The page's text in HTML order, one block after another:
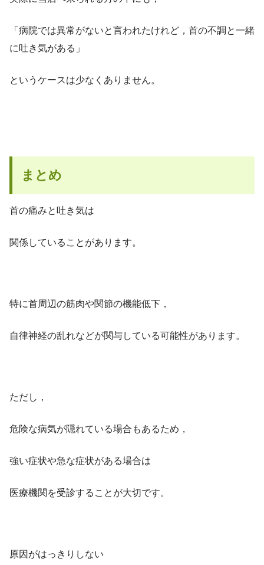
「病院では異常がないと言われたけれど，首の不調と一緒
に吐き気がある」
というケースは少なくありません。
まとめ
首の痛みと吐き気は
関係していることがあります。
特に首周辺の筋肉や関節の機能低下，
自律神経の乱れなどが関与している可能性があります。
ただし，
危険な病気が隠れている場合もあるため，
強い症状や急な症状がある場合は
医療機関を受診することが大切です。
原因がはっきりしない